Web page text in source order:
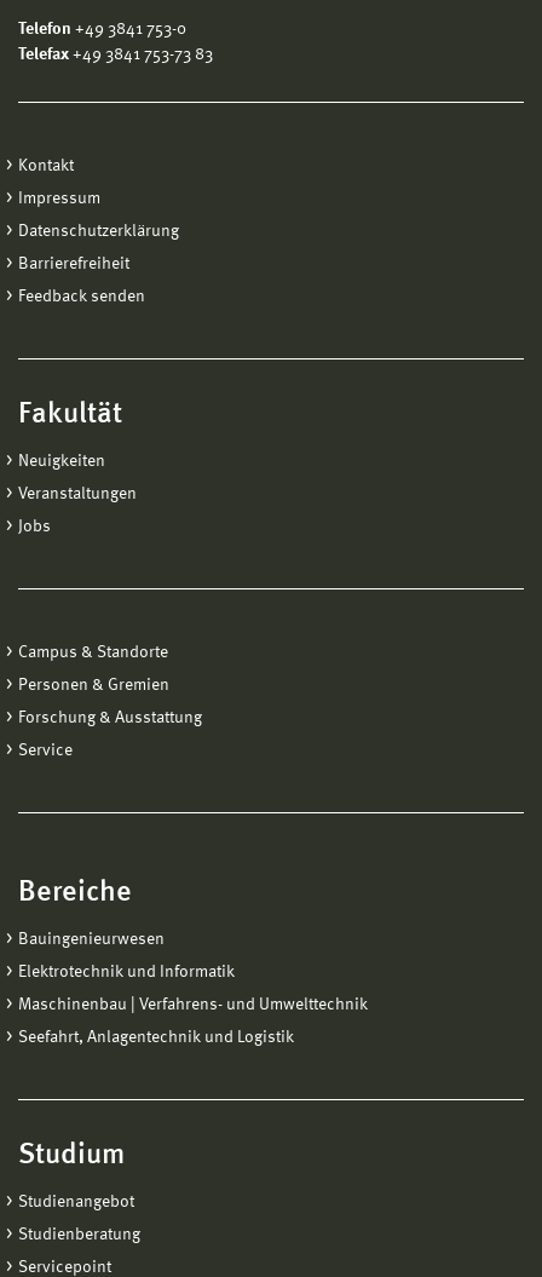
Kontakt: InTo MedPharm GmbH, Alter Holzhafen 19,
Stellenbeschreibung als PDF
Telefon +49 3841 753-0
Telefax +49 3841 753-73 83
Kontakt
Impressum
Datenschutzerklärung
Barrierefreiheit
Feedback senden
Fakultät
Neuigkeiten
Veranstaltungen
Jobs
Campus & Standorte
Personen & Gremien
Forschung & Ausstattung
Service
Bereiche
Bauingenieurwesen
Elektrotechnik und Informatik
Maschinenbau | Verfahrens- und Umwelttechnik
Seefahrt, Anlagentechnik und Logistik
Studium
Studienangebot
Studienberatung
Servicepoint